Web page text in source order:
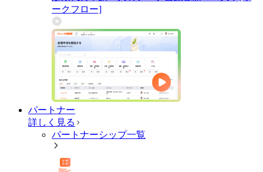
ークフロー]
パートナー
詳しく見る
パートナーシップ一覧